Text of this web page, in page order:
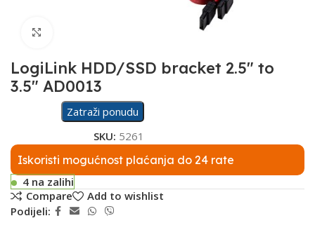
LogiLink HDD/SSD bracket 2.5″ to
3.5″ AD0013
Zatraži ponudu
SKU: 5261
Iskoristi mogućnost plaćanja do 24 rate
4 na zalihi
Compare
Add to wishlist
Podijeli: